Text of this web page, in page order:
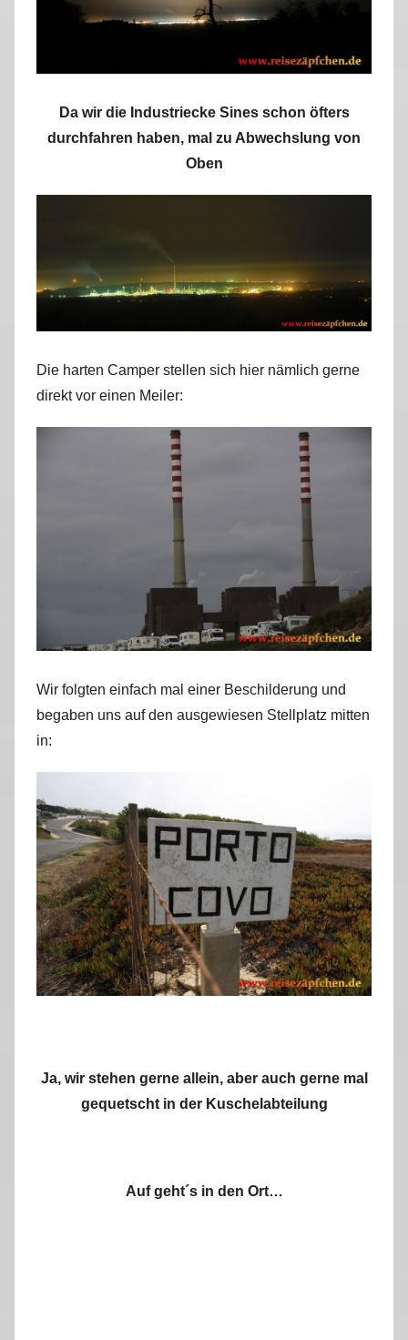
Da wir die Industriecke Sines schon öfters
durchfahren haben, mal zu Abwechslung von
Oben
Die harten Camper stellen sich hier nämlich gerne
direkt vor einen Meiler:
Wir folgten einfach mal einer Beschilderung und
begaben uns auf den ausgewiesen Stellplatz mitten
in:
Ja, wir stehen gerne allein, aber auch gerne mal
gequetscht in der Kuschelabteilung
Auf geht´s in den Ort…